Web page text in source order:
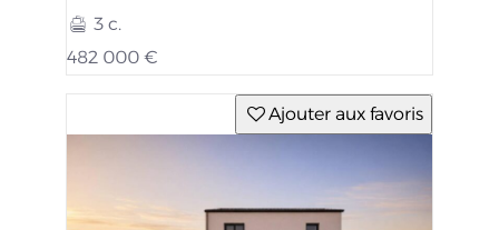
3 c.
482 000 €
Ajouter aux favoris